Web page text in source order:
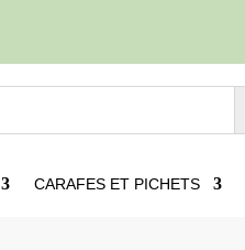
CARAFES ET PICHETS